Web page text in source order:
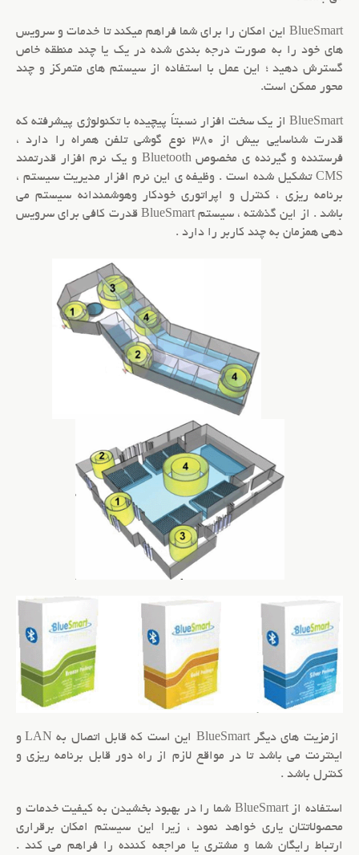
BlueSmart اين امکان را براي شما فراهم ميکند تا خدمات و سرويس
هاي خود را به صورت درجه بندي شده در يک يا چند منطقه خاص
گسترش دهيد ؛ اين عمل با استفاده از سيستم هاي متمرکز و چند
محور ممکن است.
BlueSmart از يک سخت افزار نسبتاً پيچيده با تکنولوژي پيشرفته که
قدرت شناسايي بيش از 380 نوع گوشي تلفن همراه را دارد ،
فرستنده و گيرنده ي مخصوص Bluetooth و يک نرم افزار قدرتمند
CMS تشکيل شده است . وظيفه ي اين نرم افزار مديريت سيستم ،
برنامه ريزي ، کنترل و اپراتوري خودکار وهوشمندانه سيستم مي
باشد . از اين گذشته ، سيستم BlueSmart قدرت کافي براي سرويس
دهي همزمان به چند کاربر را دارد .
ازمزيت هاي ديگر BlueSmart اين است که قابل اتصال به LAN و
اينترنت مي باشد تا در مواقع لازم از راه دور قابل برنامه ريزي و
کنترل باشد .
استفاده از BlueSmart شما را در بهبود بخشيدن به کيفيت خدمات و
محصولاتتان ياري خواهد نمود ، زيرا اين سيستم امکان برقراري
ارتباط رايگان شما و مشتري يا مراجعه کننده را فراهم مي کند .